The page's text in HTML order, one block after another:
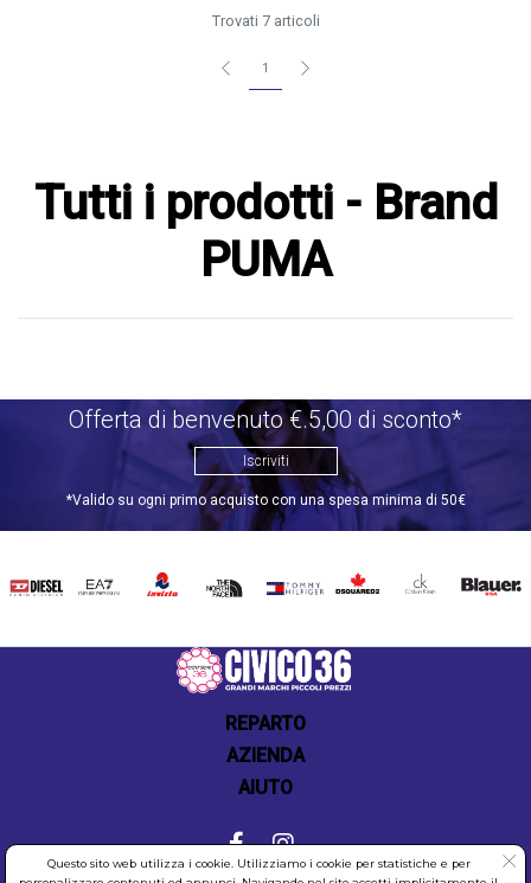
Trovati 7 articoli
1
Tutti i prodotti - Brand
PUMA
Offerta di benvenuto €.5,00 di sconto*
Iscriviti
*Valido su ogni primo acquisto con una spesa minima di 50€
DIESEL EA7 INVICTATHE
TOMMY
DSQUARED2
CALVIN BLAUER
REPARTO
AZIENDA
AIUTO
Questo sito web utilizza i cookie. Utilizziamo i cookie per statistiche e per